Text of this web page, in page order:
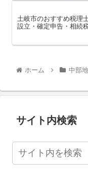
土岐市のおすすめ税理
設立・確定申告・相続
ホーム 中部
サイト内検索